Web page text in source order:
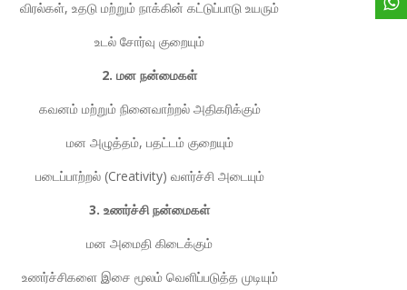
விரல்கள், உதடு மற்றும் நாக்கின் கட்டுப்பாடு உயரும்
உடல் சோர்வு குறையும்
2. மன நன்மைகள்
கவனம் மற்றும் நினைவாற்றல் அதிகரிக்கும்
மன அழுத்தம், பதட்டம் குறையும்
படைப்பாற்றல் (Creativity) வளர்ச்சி அடையும்
3. உணர்ச்சி நன்மைகள்
மன அமைதி கிடைக்கும்
உணர்ச்சிகளை இசை மூலம் வெளிப்படுத்த முடியும்